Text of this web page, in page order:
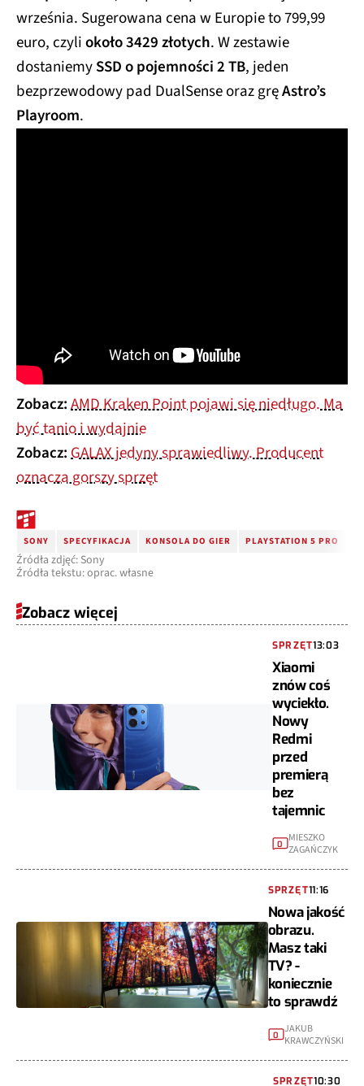
września. Sugerowana cena w Europie to 799,99
euro, czyliokoło 3429 złotych. W zestawie
dostaniemySSD o pojemności 2 TB, jeden
bezprzewodowy pad DualSenseoraz gręAstro’s
Playroom.
Zobacz:AMD Kraken Point pojawi się niedługo. Ma
być tanio i wydajnie
Zobacz:GALAX jedyny sprawiedliwy. Producent
oznacza gorszy sprzęt
SONY SPECYFIKACJA KONSOLA DO GIER PLAYSTATION 5 PRO
Źródła zdjęć: Sony
Źródła tekstu: oprac. własne
Zobacz więcej
SPRZĘT13:03
Xiaomi
znów coś
wyciekło.
Nowy
Redmi
przed
premierą
bez
tajemnic
0
MIESZKO
ZAGAŃCZYK
SPRZĘT11:16
Nowa jakość
obrazu.
Masz taki
TV? -
koniecznie
to sprawdź
0 JAKUB
KRAWCZYŃSKI
SPRZĘT10:30